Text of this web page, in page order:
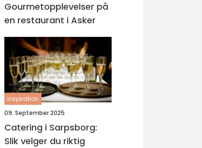
Gourmetopplevelser på
en restaurant i Asker
inspiration
09. September 2025
Catering i Sarpsborg:
Slik velger du riktig